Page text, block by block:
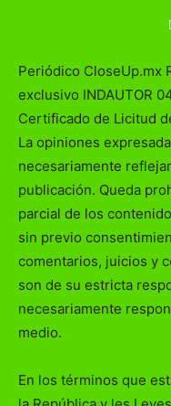
Periódico CloseUp.mx
exclusivo INDAUTOR
Certificado de Licitud
La opiniones
necesariamente
publicación. Queda
parcial de los
sin previo
comentarios, juicios y
son de su estricta
necesariamente
medio.
En los términos que